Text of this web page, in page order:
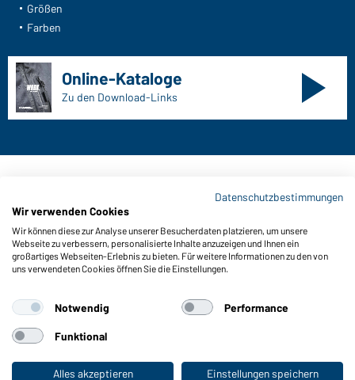
Größen
Farben
Online-Kataloge
Zu den Download-Links
Gustav Daiber GmbH
Vor dem Weißen Stein 25-31
D-72461 Albstadt
Zu den Katalogen
Impressum Datenschutz Cookie-Einstellungen
Datenschutzbestimmungen
Wir verwenden Cookies
Wir können diese zur Analyse unserer Besucherdaten platzieren, um unsere
Webseite zu verbessern, personalisierte Inhalte anzuzeigen und Ihnen ein
großartiges Webseiten-Erlebnis zu bieten. Für weitere Informationen zu den von
uns verwendeten Cookies öffnen Sie die Einstellungen.
Notwendig Performance
Funktional
Alles akzeptieren Einstellungen speichern